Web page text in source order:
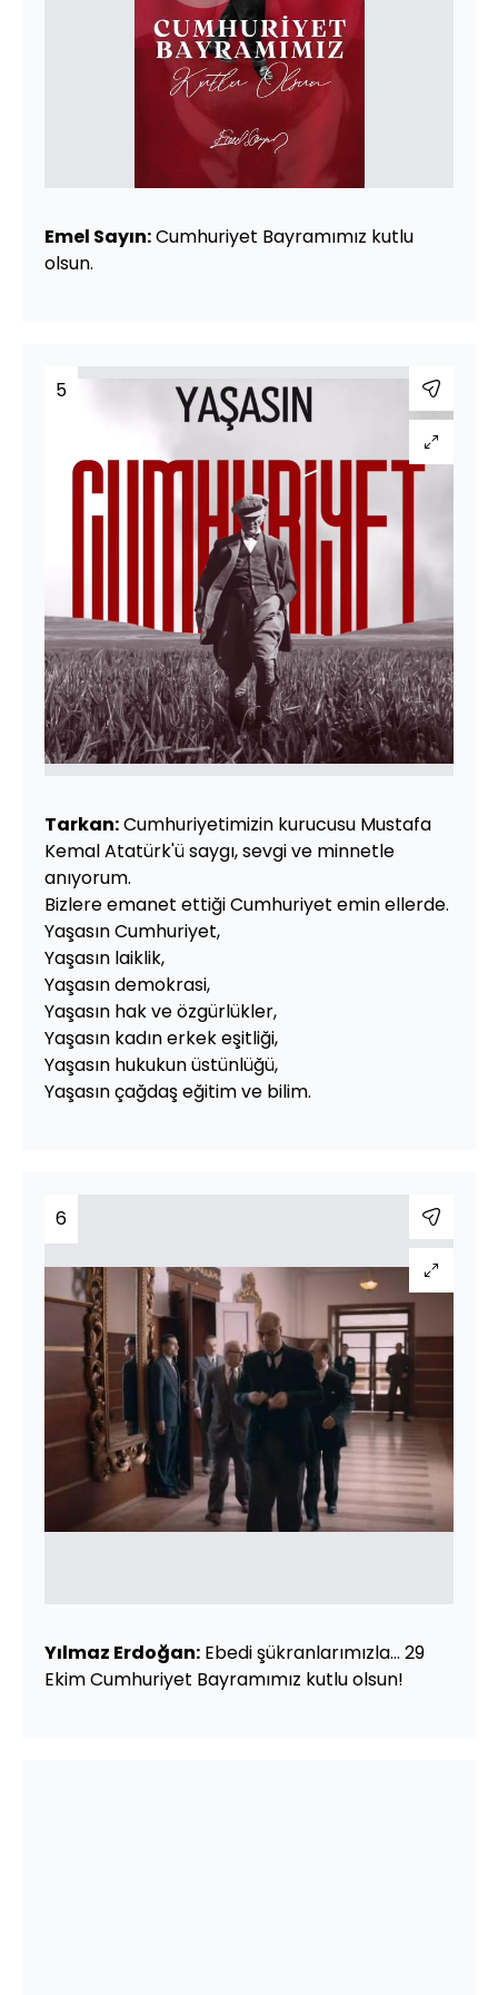
Emel Sayın:Cumhuriyet Bayramımız kutlu
olsun.
5
Tarkan:Cumhuriyetimizin kurucusu Mustafa
Kemal Atatürk'ü saygı, sevgi ve minnetle
anıyorum.
Bizlere emanet ettiği Cumhuriyet emin ellerde.
Yaşasın Cumhuriyet,
Yaşasın laiklik,
Yaşasın demokrasi,
Yaşasın hak ve özgürlükler,
Yaşasın kadın erkek eşitliği,
Yaşasın hukukun üstünlüğü,
Yaşasın çağdaş eğitim ve bilim.
6
Yılmaz Erdoğan: Ebedi şükranlarımızla... 29
Ekim Cumhuriyet Bayramımız kutlu olsun!